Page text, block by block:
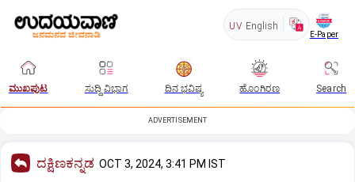
UV English
E-Paper
ಮುಖಪುಟ ಸುದ್ದಿ ವಿಭಾಗ ದಿನ ಭವಿಷ್ಯ ಹೊಂಗಿರಣ Search
ADVERTISEMENT
ದಕ್ಷಿಣಕನ್ನಡ OCT 3, 2024, 3:41 PM IST